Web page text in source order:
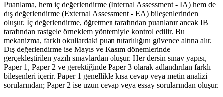
Puanlama, hem iç değerlendirme (Internal Assessment - IA) hem de
dış değerlendirme (External Assessment - EA) bileşenlerinden
oluşur. İç değerlendirme, öğretmen tarafından puanlanır ancak IB
tarafından rastgele örneklem yöntemiyle kontrol edilir. Bu
mekanizma, farklı okullardaki puan tutarlılığını güvence altına alır.
Dış değerlendirme ise Mayıs ve Kasım dönemlerinde
gerçekleştirilen yazılı sınavlardan oluşur. Her dersin sınav yapısı,
Paper 1, Paper 2 ve gerektiğinde Paper 3 olarak adlandırılan farklı
bileşenleri içerir. Paper 1 genellikle kısa cevap veya metin analizi
sorularından; Paper 2 ise uzun cevap veya essay sorularından oluşur.